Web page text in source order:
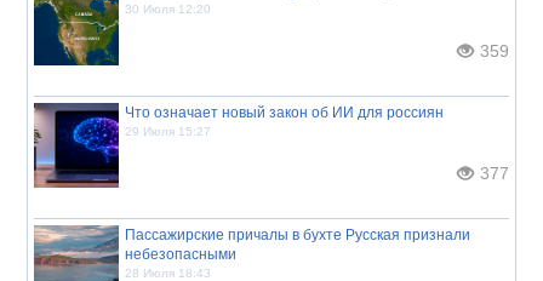
30 Июля 12:20
359
Что означает новый закон об ИИ для россиян
29 Июля 15:27
377
Пассажирские причалы в бухте Русская признали
небезопасными
28 Июля 18:43